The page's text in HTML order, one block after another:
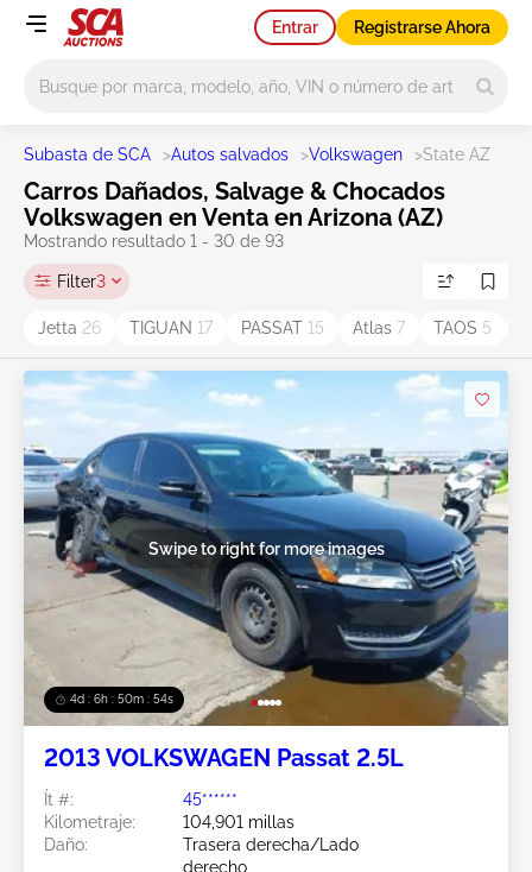
Entrar Registrarse Ahora
Subasta de SCA >Autos salvados >Volkswagen >State AZ
Carros Dañados, Salvage & Chocados
Volkswagen en Venta en Arizona (AZ)
Mostrando resultado 1 - 30 de 93
Filter3
Jetta 26 TIGUAN 17 PASSAT 15 Atlas 7 TAOS 5
4d : 6h : 50m : 51s
Swipe to right for more images
2013 VOLKSWAGEN Passat 2.5L
Ít #:
45******
Kilometraje:
104,901 millas
Daño:
Trasera derecha/Lado
derecho